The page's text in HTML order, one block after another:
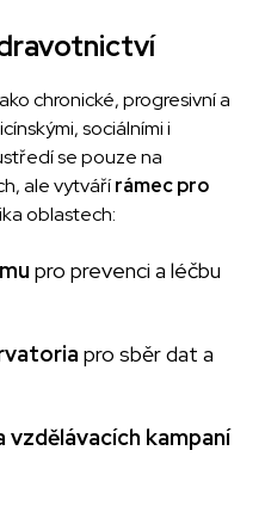
chronické, progresivní a
sociálními i
se pouze na
ale vytvářírámec pro
oblastech:
pro prevenci a léčbu
pro sběr dat a
vzdělávacích kampaní